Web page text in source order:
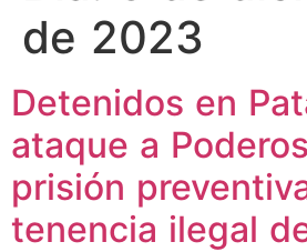
de 2023
Detenidos en
ataque a
prisión
tenencia ilegal